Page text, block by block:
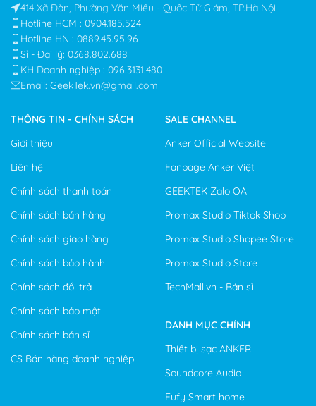
414 Xã Đàn, Phường Văn Miếu - Quốc Tử Giám, TP.Hà Nội
Hotline HCM : 0904.185.524
Hotline HN : 0889.45.95.96
Sỉ - Đại lý: 0368.802.688​
KH Doanh nghiệp : 096.3131.480
Email: GeekTek.vn@gmail.com
THÔNG TIN - CHÍNH SÁCH
Giới thiệu
Liên hệ
Chính sách thanh toán
Chính sách bán hàng
Chính sách giao hàng
Chính sách bảo hành
Chính sách đổi trả
Chính sách bảo mật
Chính sách bán sỉ
CS Bán hàng doanh nghiệp
SALE CHANNEL
Anker Official Website
Fanpage Anker Việt
GEEKTEK Zalo OA
Promax Studio Tiktok Shop
Promax Studio Shopee Store
Promax Studio Store
TechMall.vn - Bán sỉ
DANH MỤC CHÍNH
Thiết bị sạc ANKER
Soundcore Audio
Eufy Smart home